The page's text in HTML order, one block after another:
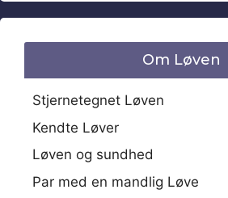
Om Løven
Stjernetegnet Løven
Kendte Løver
Løven og sundhed
Par med en mandlig Løve